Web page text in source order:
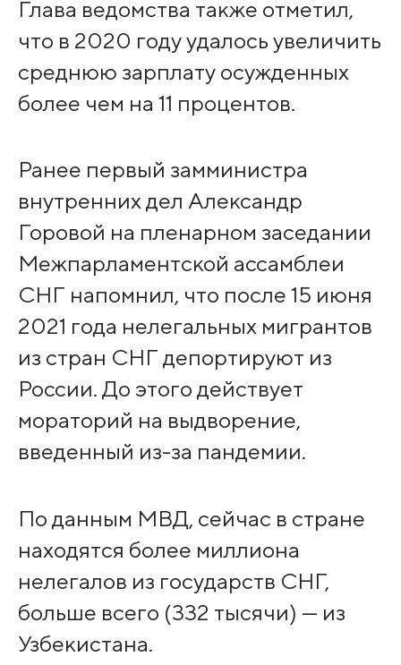
Глава ведомства также отметил,
что в 2020 году удалось увеличить
среднюю зарплату осужденных
более чем на 11 процентов.
Ранее первый замминистра
внутренних дел Александр
Горовой на пленарном заседании
Межпарламентской ассамблеи
СНГ напомнил, что после 15 июня
2021 года нелегальных мигрантов
из стран СНГ депортируют из
России. До этого действует
мораторий на выдворение,
введенный из-за пандемии.
По данным МВД, сейчас в стране
находятся более миллиона
нелегалов из государств СНГ,
больше всего (332 тысячи) — из
Узбекистана.